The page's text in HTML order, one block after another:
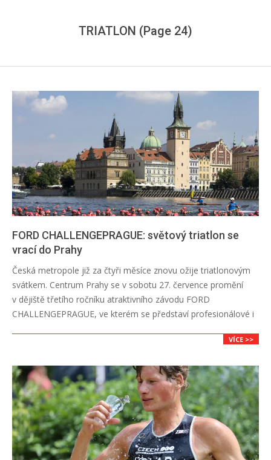
TRIATLON (Page 24)
FORD CHALLENGEPRAGUE: světový triatlon se
vrací do Prahy
2019-
Česká metropole již za čtyři měsíce znovu ožije triatlonovým
svátkem. Centrum Prahy se v sobotu 27. července promění
v dějiště třetího ročníku atraktivního závodu FORD
CHALLENGEPRAGUE, ve kterém se představí profesionálové i
VÍCE >>